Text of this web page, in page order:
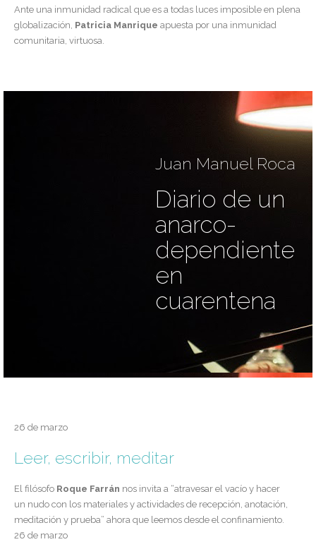
Ante una inmunidad radical que es a todas luces imposible en plena
globalización, Patricia Manrique apuesta por una inmunidad
comunitaria, virtuosa.
Juan Manuel Roca
Diario de un
anarco-
dependiente
en
cuarentena
26 de marzo
Leer, escribir, meditar
El filósofo Roque Farrán nos invita a “atravesar el vacío y hacer
un nudo con los materiales y actividades de recepción, anotación,
meditación y prueba” ahora que leemos desde el confinamiento.
26 de marzo